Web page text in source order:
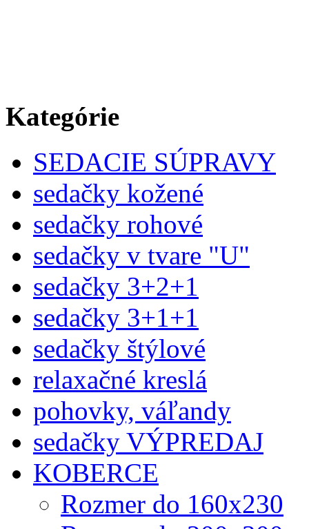
Kategórie
SEDACIE SÚPRAVY
sedačky kožené
sedačky rohové
sedačky v tvare "U"
sedačky 3+2+1
sedačky 3+1+1
sedačky štýlové
relaxačné kreslá
pohovky, váľandy
sedačky VÝPREDAJ
KOBERCE
Rozmer do 160x230